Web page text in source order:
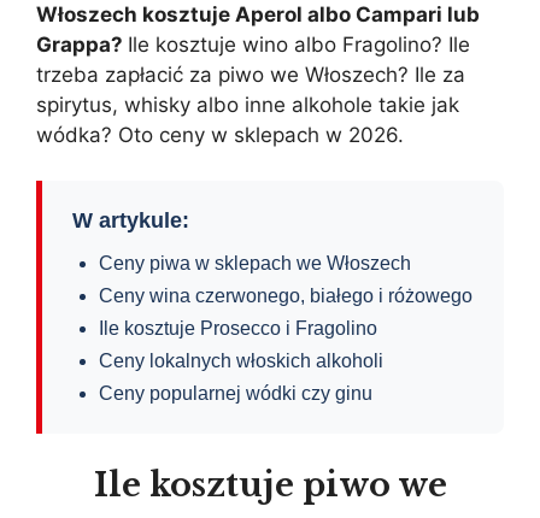
Włoszech kosztuje Aperol albo Campari lub
Grappa? Ile kosztuje wino albo Fragolino? Ile
trzeba zapłacić za piwo we Włoszech? Ile za
spirytus, whisky albo inne alkohole takie jak
wódka? Oto ceny w sklepach w 2026.
W artykule:
Ceny piwa w sklepach we Włoszech
Ceny wina czerwonego, białego i różowego
Ile kosztuje Prosecco i Fragolino
Ceny lokalnych włoskich alkoholi
Ceny popularnej wódki czy ginu
Ile kosztuje piwo we